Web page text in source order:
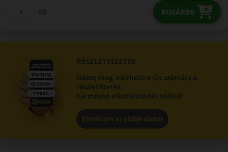
db KOSÁRBA
RÉSZLETFIZETÉS
Nézze meg, elérhető-e Ön számára a
részletfizetés
bármilyen elköteleződés nélkül!
Elindítom az előbírálatot